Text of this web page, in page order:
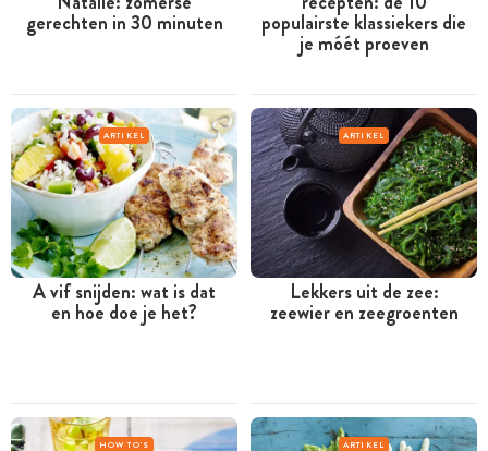
gerechten in 30 minuten populairste klassiekers die
je móét proeven
ARTIKEL
A vif snijden: wat is dat
en hoe doe je het?
ARTIKEL
Lekkers uit de zee:
zeewier en zeegroenten
HOW TO'S ARTIKEL